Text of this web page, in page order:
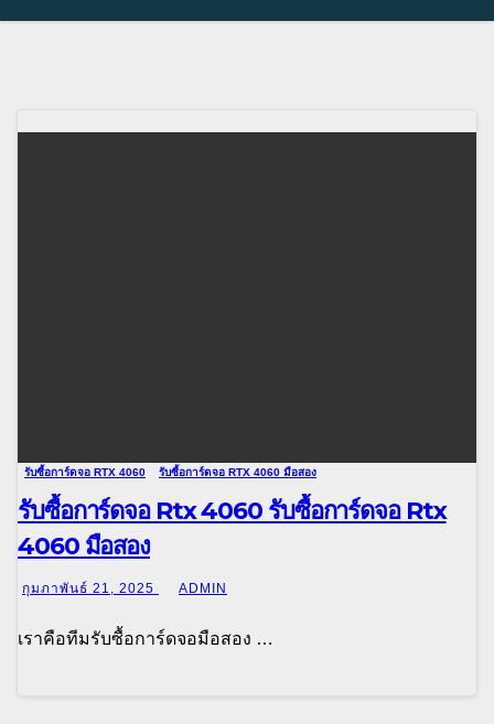
รับซื้อการ์ดจอ RTX 4060 รับซื้อการ์ดจอ RTX 4060 มือสอง
รับซื้อการ์ดจอ Rtx 4060 รับซื้อการ์ดจอ Rtx
4060 มือสอง
กุมภาพันธ์ 21, 2025 ADMIN
เราคือทีมรับซื้อการ์ดจอมือสอง …